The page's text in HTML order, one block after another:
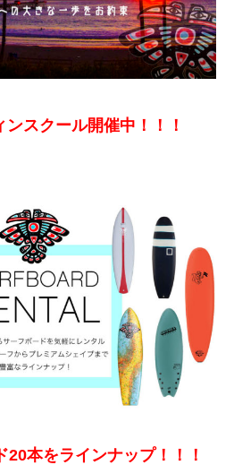
スクール開催中！！！
20本をラインナップ！！！